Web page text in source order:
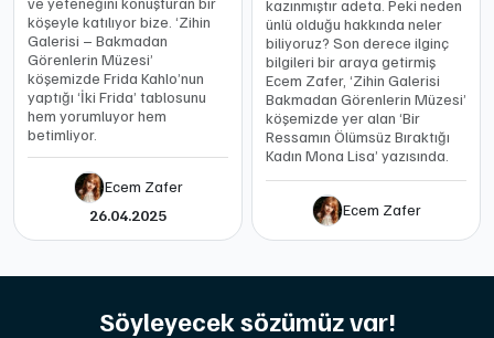
köşeyle katılıyor bize. ‘Zihin
Galerisi – Bakmadan
Görenlerin Müzesi’
köşemizde Frida Kahlo’nun
yaptığı ‘İki Frida’ tablosunu
hem yorumluyor hem
betimliyor.
Ecem Zafer
26.04.2025
kazınmıştır adeta. Peki neden
ünlü olduğu hakkında neler
biliyoruz? Son derece ilginç
bilgileri bir araya getirmiş
Ecem Zafer, ‘Zihin Galerisi
Bakmadan Görenlerin Müzesi’
köşemizde yer alan ‘Bir
Ressamın Ölümsüz Bıraktığı
Kadın Mona Lisa’ yazısında.
Ecem Zafer
Söyleyecek sözümüz var!